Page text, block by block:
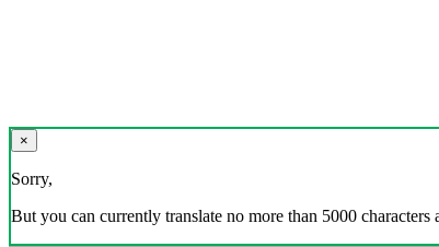
×
Sorry,
But you can currently translate no more than 5000 characters